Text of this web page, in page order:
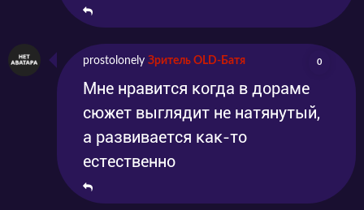
prostolonely Зритель OLD-Батя 0
Мне нравится когда в дораме
сюжет выглядит не натянутый,
а развивается как-то
естественно